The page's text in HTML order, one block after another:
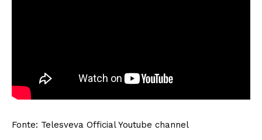
Fonte: Telesveva Official Youtube channel